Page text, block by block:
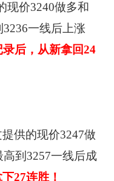
现价3240做多和
一线后上涨
后，从新拿回24
供的现价3247做
到3257一线后成
27连胜！